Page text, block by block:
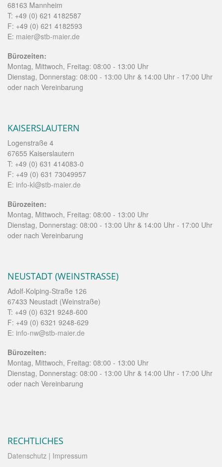
68163 Mannheim
T: +49 (0) 621 4182587
F: +49 (0) 621 4182593
E: maier@stb-maier.de
Bürozeiten:
Montag, Mittwoch, Freitag: 08:00 - 13:00 Uhr
Dienstag, Donnerstag: 08:00 - 13:00 Uhr & 14:00 Uhr - 17:00 Uhr
oder nach Vereinbarung
KAISERSLAUTERN
Logenstraße 4
67655 Kaiserslautern
T: +49 (0) 631 414083-0
F: +49 (0) 631 73049957
E: info-kl@stb-maier.de
Bürozeiten:
Montag, Mittwoch, Freitag: 08:00 - 13:00 Uhr
Dienstag, Donnerstag: 08:00 - 13:00 Uhr & 14:00 Uhr - 17:00 Uhr
oder nach Vereinbarung
NEUSTADT (WEINSTRASSE)
Adolf-Kolping-Straße 126
67433 Neustadt (Weinstraße)
T: +49 (0) 6321 9248-600
F: +49 (0) 6321 9248-629
E: info-nw@stb-maier.de
Bürozeiten:
Montag, Mittwoch, Freitag: 08:00 - 13:00 Uhr
Dienstag, Donnerstag: 08:00 - 13:00 Uhr & 14:00 Uhr - 17:00 Uhr
oder nach Vereinbarung
RECHTLICHES
Datenschutz | Impressum